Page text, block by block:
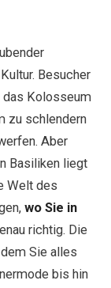
IT
Besucher
das Kolosseum
zu schlendern
Aber
Basiliken liegt
Welt des
wo Sie in
richtig. Die
Sie alles
bis hin